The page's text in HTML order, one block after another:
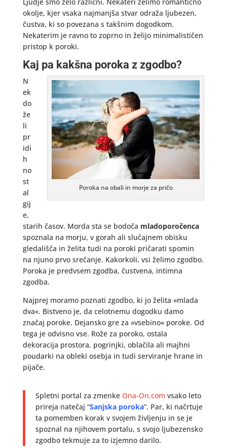
okolje, kjer vsaka najmanjša stvar odraža ljubezen,
čustva, ki so povezana s takšnim dogodkom.
Nekaterim je ravno to zoprno in želijo minimalističen
pristop k poroki.
Kaj pa kakšna poroka z zgodbo?
Poroka na obali in morje za pričo
N
ek
do
že
li
pr
idi
h
no
st
al
gij
e,
starih časov. Morda sta se bodoča mladoporočenca
spoznala na morju, v gorah ali slučajnem obisku
gledališča in želita tudi na poroki pričarati spomin
na njuno prvo srečanje. Kakorkoli, vsi želimo zgodbo.
Poroka je predvsem zgodba, čustvena, intimna
zgodba.
Najprej moramo poznati zgodbo, ki jo želita »mlada
dva«. Bistveno je, da celotnemu dogodku damo
značaj poroke. Dejansko gre za »vsebino« poroke. Od
tega je odvisno vse. Rože za poroko, ostala
dekoracija prostora, pogrinjki, oblačila ali majhni
poudarki na obleki osebja in tudi serviranje hrane in
pijače.
Spletni portal za zmenke Ona-On.com vsako leto
prireja natečaj “Sanjska poroka“. Par, ki načrtuje
ta pomemben korak v svojem življenju in se je
spoznal na njihovem portalu, s svojo ljubezensko
zgodbo tekmuje za to izjemno darilo.